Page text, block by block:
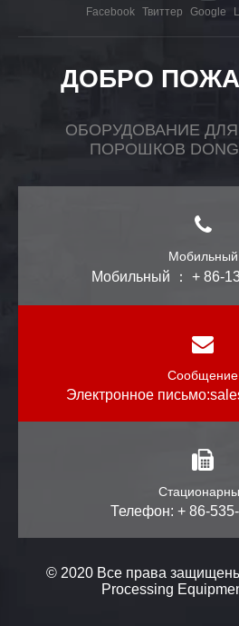
Facebook Твиттер Google
ДОБРО
ОБОРУДОВАНИЕ
ПОРОШКОВ
Мобильный
Мобильный ： + 86-
Сообщение
Электронное письмо:
Телефон: + 86-
© 2020 Все права
Processing